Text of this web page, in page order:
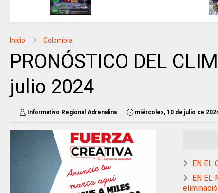
Inicio Colombia
PRONÓSTICO DEL
julio 2024
Informativo Regional Adrenalina miércoles, 10 de julio de
EN EL
EN EL